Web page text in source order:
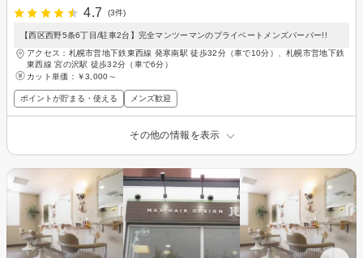
4.7
(3件)
【西区西野5条6丁目/駐車2台】完全マンツーマンのプライベートメンズバーバー!!
アクセス：札幌市営地下鉄東西線 発寒南駅 徒歩32分（車で10分）、札幌市営地下鉄
東西線 宮の沢駅 徒歩32分（車で6分）
カット単価： ￥3,000～
ポイントが貯まる・使える メンズ歓迎
その他の情報を表示